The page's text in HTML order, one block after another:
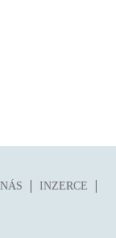
INZERCE